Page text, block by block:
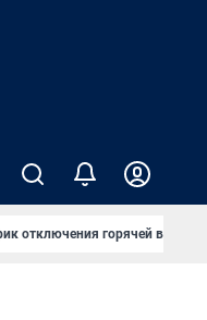
отключения горячей воды в